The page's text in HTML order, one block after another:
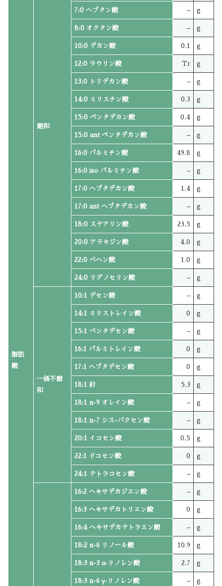
脂肪
酸
飽和
7:0 ヘプタン酸 – g
8:0 オクタン酸 – g
10:0 デカン酸 0.1 g
12:0 ラウリン酸 Tr g
13:0 トリデカン酸 – g
14:0 ミリスチン酸 0.3 g
15:0 ペンタデカン酸 0.4 g
15:0 ant ペンタデカン酸 – g
16:0 パルミチン酸 49.8 g
16:0 iso パルミチン酸 – g
17:0 ヘプタデカン酸 1.4 g
17:0 ant ヘプタデカン酸 – g
18:0 ステアリン酸 23.5 g
20:0 アラキジン酸 4.0 g
22:0 ベヘン酸 1.0 g
24:0 リグノセリン酸 – g
一価不飽
和
10:1 デセン酸 – g
14:1 ミリストレイン酸 0 g
15:1 ペンタデセン酸 – g
16:1 パルミトレイン酸 0 g
17:1 ヘプタデセン酸 0 g
18:1 計 5.3 g
18:1 n-9 オレイン酸 – g
18:1 n-7 シス-バクセン酸 – g
20:1 イコセン酸 0.5 g
22:1 ドコセン酸 0 g
24:1 テトラコセン酸 – g
16:2 ヘキサデカジエン酸 – g
16:3 ヘキサデカトリエン酸 0 g
16:4 ヘキサデカテトラエン酸 – g
18:2 n-6 リノール酸 10.9 g
18:3 n-3 α‐リノレン酸 2.7 g
18:3 n-6 γ‐リノレン酸 – g